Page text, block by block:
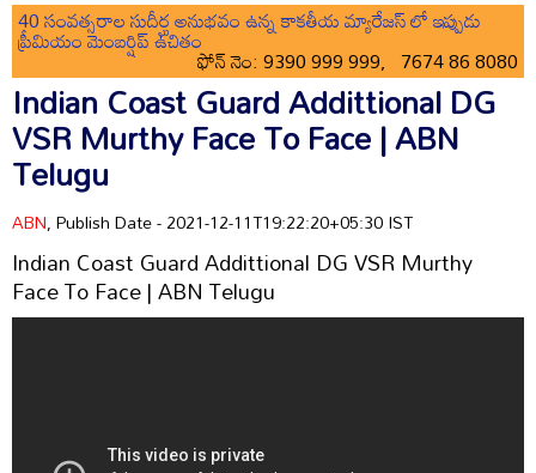
40 సంవత్సరాల సుదీర్ఘ అనుభవం ఉన్న కాకతీయ మ్యారేజస్ లో ఇప్పుడు
ప్రీమియం మెంబర్షిప్ ఉచితం
ఫోన్ నెం: 9390 999 999, 7674 86 8080
Indian Coast Guard Addittional DG
VSR Murthy Face To Face | ABN
Telugu
ABN, Publish Date - 2021-12-11T19:22:20+05:30 IST
Indian Coast Guard Addittional DG VSR Murthy
Face To Face | ABN Telugu